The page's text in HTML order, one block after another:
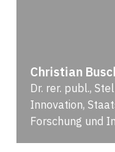
Christian
Dr. rer. publ.,
Innovation,
Forschung und